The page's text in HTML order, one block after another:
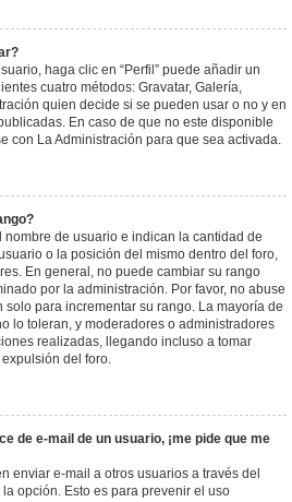
haga clic en “Perfil” puede añadir un
cuatro métodos: Gravatar, Galería,
quien decide si se pueden usar o no y en
En caso de que no este disponible
con La Administración para que sea activada.
de usuario e indican la cantidad de
o la posición del mismo dentro del foro,
En general, no puede cambiar su rango
por la administración. Por favor, no abuse
para incrementar su rango. La mayoría de
lo toleran, y moderadores o administradores
realizadas, llegando incluso a tomar
del foro.
de e-mail de un usuario, ¡me pide que me
enviar e-mail a otros usuarios a través del
opción. Esto es para prevenir el uso